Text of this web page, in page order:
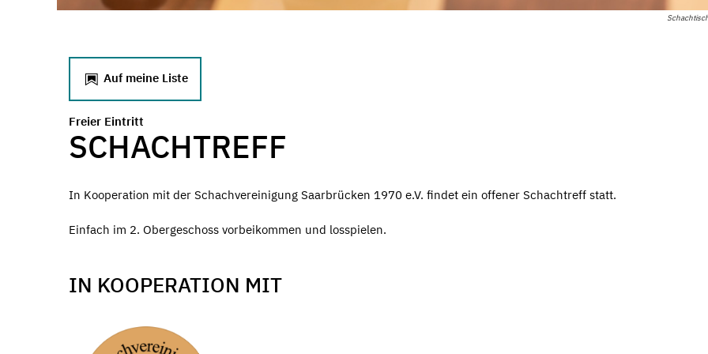
Auf meine Liste
Freier Eintritt
SCHACHTREFF
In Kooperation mit der Schachvereinigung Saarbrücken 1970 e.V. findet ein offener Schachtreff statt.
Einfach im 2. Obergeschoss vorbeikommen und losspielen.
IN KOOPERATION MIT